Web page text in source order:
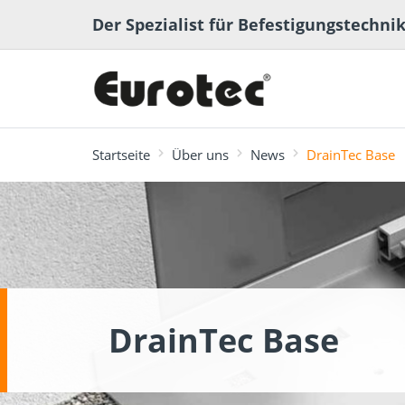
Der Spezialist für Befestigungstechnik
Terrassen- und
meistgesucht
Terrassenplaner ECS-
Fachbeiträge Lexikon
Startseite Über uns News DrainTec Base
DrainTec Base